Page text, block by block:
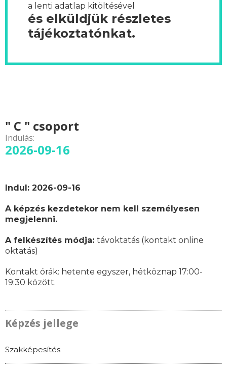
a lenti adatlap kitöltésével
és elküldjük részletes
tájékoztatónkat.
" C " csoport
Indulás:
2026-09-16
Indul: 2026-09-16
A képzés kezdetekor nem kell személyesen
megjelenni.
A felkészítés módja: távoktatás (kontakt online
oktatás)
Kontakt órák: hetente egyszer, hétköznap 17:00-
19:30 között.
Képzés jellege
Szakképesítés